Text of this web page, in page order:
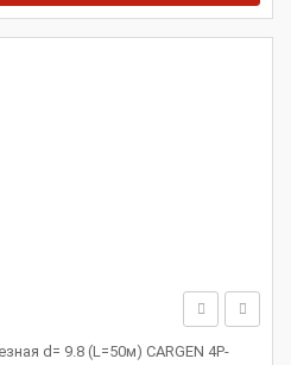
d= 9.8 (L=50м) CARGEN 4P-